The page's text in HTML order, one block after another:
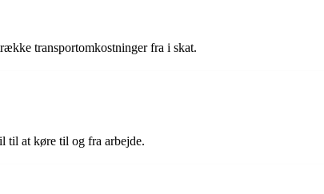
transportomkostninger fra i skat.
til at køre til og fra arbejde.